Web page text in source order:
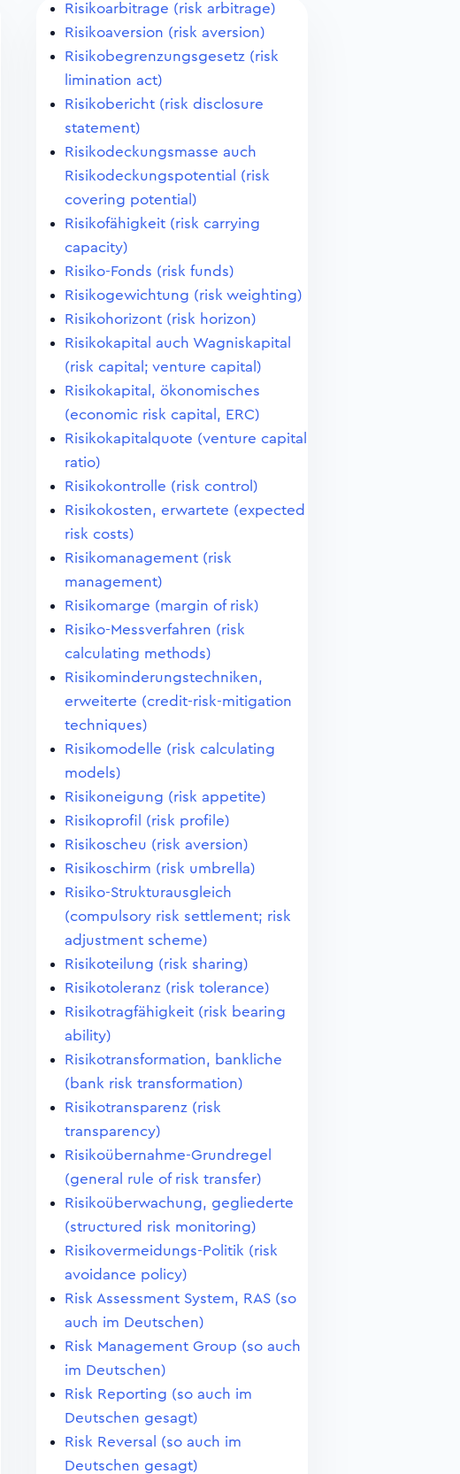
Risikoarbitrage (risk arbitrage)
Risikoaversion (risk aversion)
Risikobegrenzungsgesetz (risk
limination act)
Risikobericht (risk disclosure
statement)
Risikodeckungsmasse auch
Risikodeckungspotential (risk
covering potential)
Risikofähigkeit (risk carrying
capacity)
Risiko-Fonds (risk funds)
Risikogewichtung (risk weighting)
Risikohorizont (risk horizon)
Risikokapital auch Wagniskapital
(risk capital; venture capital)
Risikokapital, ökonomisches
(economic risk capital, ERC)
Risikokapitalquote (venture capital
ratio)
Risikokontrolle (risk control)
Risikokosten, erwartete (expected
risk costs)
Risikomanagement (risk
management)
Risikomarge (margin of risk)
Risiko-Messverfahren (risk
calculating methods)
Risikominderungstechniken,
erweiterte (credit-risk-mitigation
techniques)
Risikomodelle (risk calculating
models)
Risikoneigung (risk appetite)
Risikoprofil (risk profile)
Risikoscheu (risk aversion)
Risikoschirm (risk umbrella)
Risiko-Strukturausgleich
(compulsory risk settlement; risk
adjustment scheme)
Risikoteilung (risk sharing)
Risikotoleranz (risk tolerance)
Risikotragfähigkeit (risk bearing
ability)
Risikotransformation, bankliche
(bank risk transformation)
Risikotransparenz (risk
transparency)
Risikoübernahme-Grundregel
(general rule of risk transfer)
Risikoüberwachung, gegliederte
(structured risk monitoring)
Risikovermeidungs-Politik (risk
avoidance policy)
Risk Assessment System, RAS (so
auch im Deutschen)
Risk Management Group (so auch
im Deutschen)
Risk Reporting (so auch im
Deutschen gesagt)
Risk Reversal (so auch im
Deutschen gesagt)